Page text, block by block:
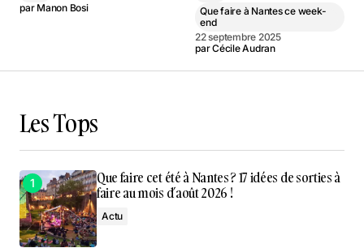
par Manon Bosi
Que faire à Nantes ce week-
end
22 septembre 2025
parCécile Audran
Les Tops
Que faire cet été à Nantes ? 17 idées de sorties à
faire au mois d’août 2026 !
Actu